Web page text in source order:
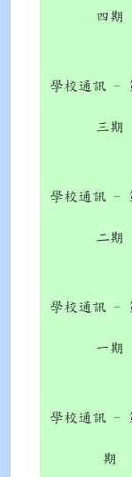
四期
學校通訊 -
三期
學校通訊 -
二期
學校通訊 -
一期
學校通訊 -
期